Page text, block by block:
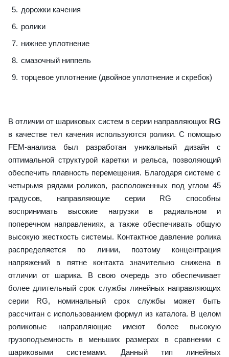
дорожки качения
ролики
нижнее уплотнение
смазочный ниппель
торцевое уплотнение (двойное уплотнение и скребок)
В отличии от шариковых систем в серии направляющих RG
в качестве тел качения используются ролики. С помощью
FEM-анализа был разработан уникальный дизайн с
оптимальной структурой каретки и рельса, позволяющий
обеспечить плавность перемещения. Благодаря системе с
четырьмя рядами роликов, расположенных под углом 45
градусов, направляющие серии RG способны
воспринимать высокие нагрузки в радиальном и
поперечном направлениях, а также обеспечивать общую
высокую жесткость системы. Контактное давление ролика
распределяется по линии, поэтому концентрация
напряжений в пятне контакта значительно снижена в
отличии от шарика. В свою очередь это обеспечивает
более длительный срок службы линейных направляющих
серии RG, номинальный срок службы может быть
рассчитан с использованием формул из каталога. В целом
роликовые направляющие имеют более высокую
грузоподъемность в меньших размерах в сравнении с
шариковыми системами. Данный тип линейных